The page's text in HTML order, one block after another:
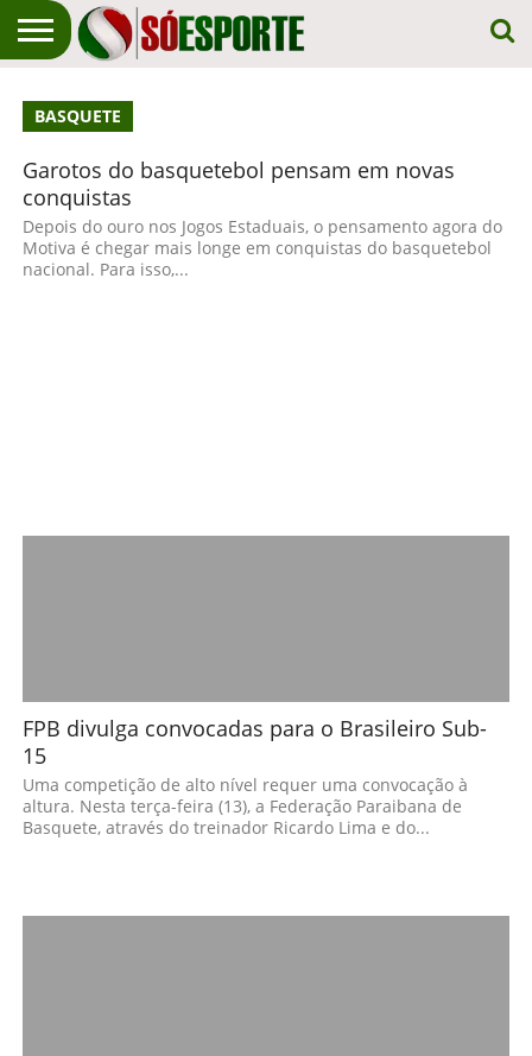
ESPORTIVA
EM
PRIMEIRO
O SÓ
ESPORTE
NOTÍCIAS
APOSTAS
BASQUETE
Garotos do basquetebol pensam em novas
conquistas
Depois do ouro nos Jogos Estaduais, o pensamento agora do
Motiva é chegar mais longe em conquistas do basquetebol
nacional. Para isso,...
FPB divulga convocadas para o Brasileiro Sub-
15
Uma competição de alto nível requer uma convocação à
altura. Nesta terça-feira (13), a Federação Paraibana de
Basquete, através do treinador Ricardo Lima e do...